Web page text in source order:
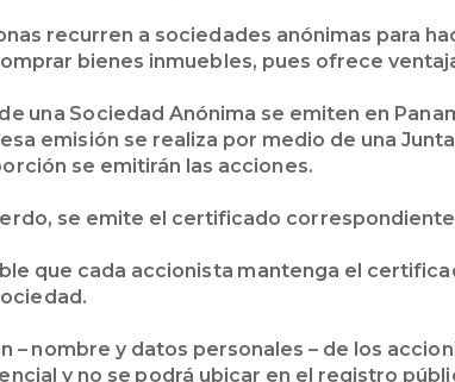
recurren a sociedades anónimas para
bienes inmuebles, pues ofrece
una Sociedad Anónima se emiten en
emisión se realiza por medio de una
se emitirán las acciones.
se emite el certificado
que cada accionista mantenga el
– nombre y datos personales – de los
y no se podrá ubicar en el registro